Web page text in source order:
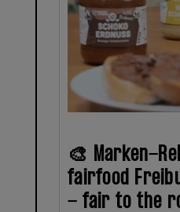
🎨 Marken-
fairfood
- fair to the